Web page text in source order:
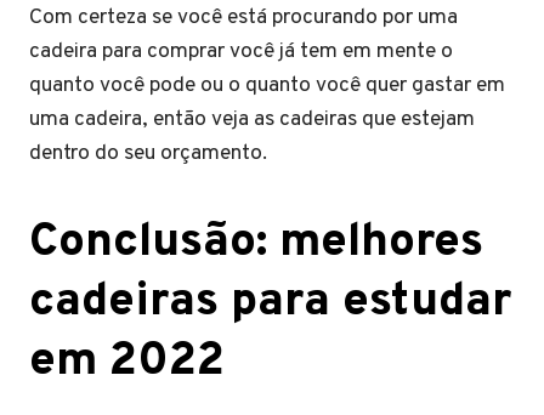
Com certeza se você está procurando por uma
cadeira para comprar você já tem em mente o
quanto você pode ou o quanto você quer gastar em
uma cadeira, então veja as cadeiras que estejam
dentro do seu orçamento.
Conclusão: melhores
cadeiras para estudar
em 2022